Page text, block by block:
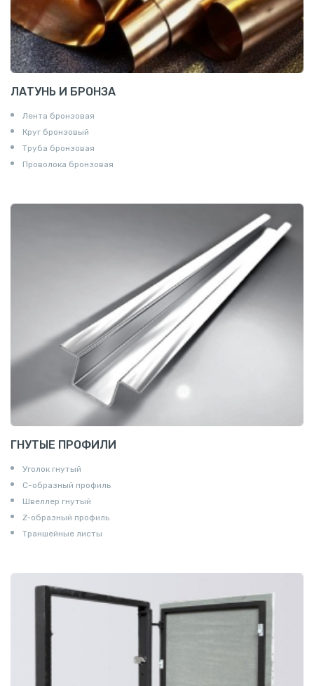
ЛАТУНЬ И БРОНЗА
Лента бронзовая
Круг бронзовый
Труба бронзовая
Проволока бронзовая
ГНУТЫЕ ПРОФИЛИ
Уголок гнутый
С-образный профиль
Швеллер гнутый
Z-образный профиль
Траншейные листы